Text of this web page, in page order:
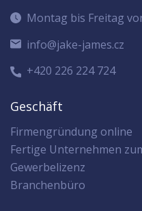
Montag bis Freitag
info@jake-james.cz
+420 226 224 724
Geschäft
Firmengründung online
Fertige Unternehmen
Gewerbelizenz
Branchenbüro